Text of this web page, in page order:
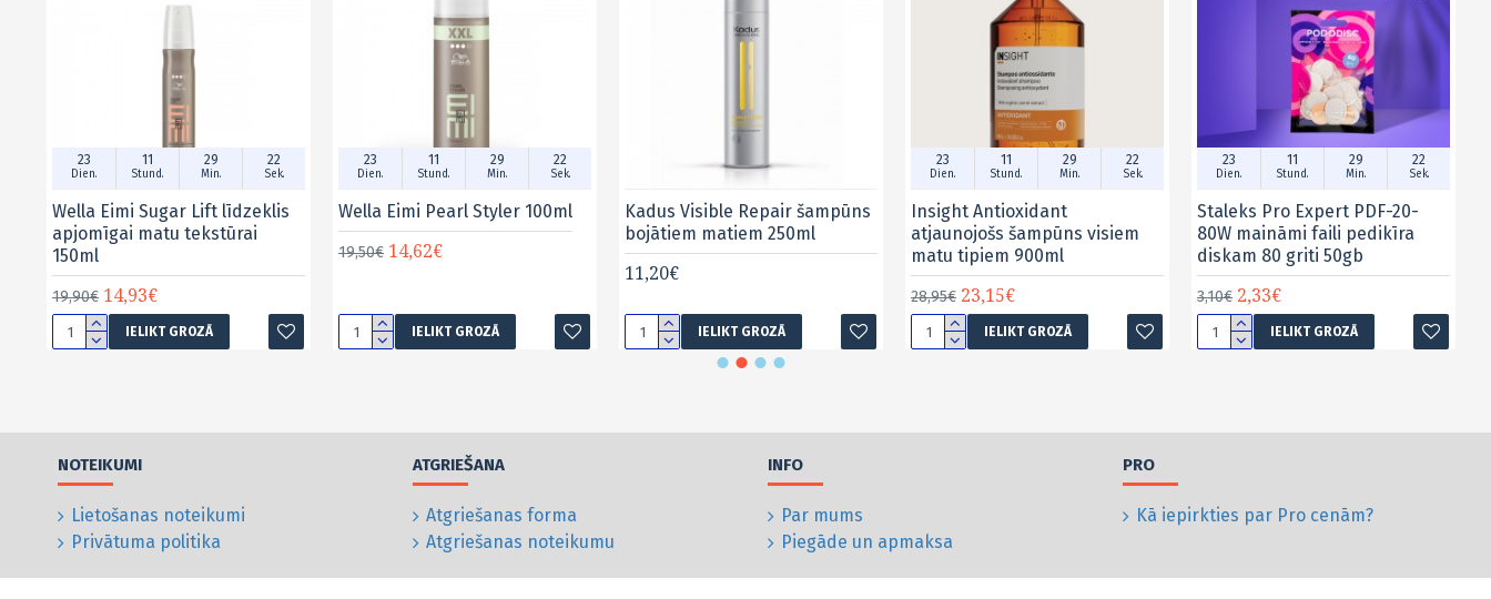
23
Dien.
11
Stund.
29
Min.
21
Sek.
Wella Eimi Sugar Lift līdzeklis
apjomīgai matu tekstūrai
150ml
19,90€ 14,93€
IELIKT GROZĀ
23
Dien.
11
Stund.
29
Min.
21
Sek.
Wella Eimi Pearl Styler 100ml
19,50€ 14,62€
IELIKT GROZĀ
Kadus Visible Repair šampūns
bojātiem matiem 250ml
11,20€
IELIKT GROZĀ
23
Dien.
11
Stund.
29
Min.
21
Sek.
Insight Antioxidant
atjaunojošs šampūns visiem
matu tipiem 900ml
28,95€ 23,15€
IELIKT GROZĀ
23
Dien.
11
Stund.
29
Min.
21
Sek.
Staleks Pro Expert PDF-20-
80W maināmi faili pedikīra
diskam 80 griti 50gb
3,10€ 2,33€
IELIKT GROZĀ
NOTEIKUMI
Lietošanas noteikumi
Privātuma politika
ATGRIEŠANA
Atgriešanas forma
Atgriešanas noteikumu
INFO
Par mums
Piegāde un apmaksa
PRO
Kā iepirkties par Pro cenām?